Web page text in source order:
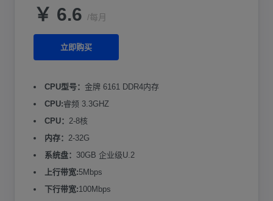
￥ 6.6 /每月
立即购买
CPU型号： 金牌 6161 DDR4内存
CPU:睿频 3.3GHZ
CPU： 2-8核
内存： 2-32G
系统盘： 30GB 企业级U.2
上行带宽:5Mbps
下行带宽:100Mbps